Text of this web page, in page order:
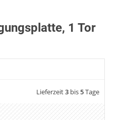
1 Tor
Lieferzeit3bis5Tage